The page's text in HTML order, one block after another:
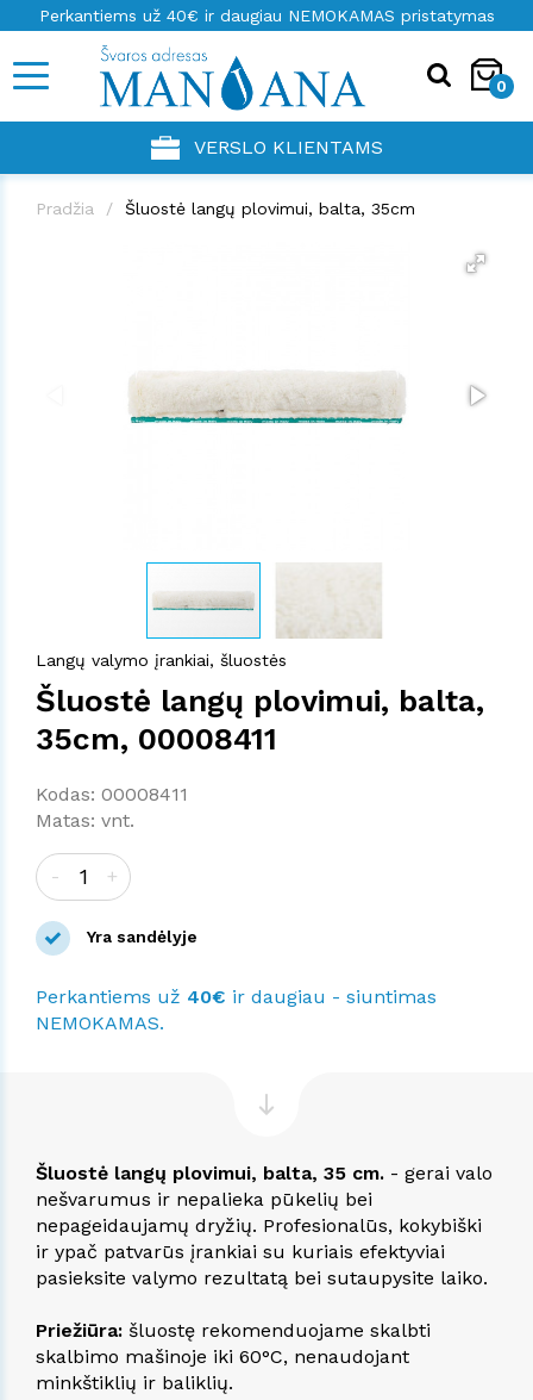
Perkantiems už 40€ ir daugiau NEMOKAMAS pristatymas
0
VERSLO KLIENTAMS
Pradžia Šluostė langų plovimui, balta, 35cm
Langų valymo įrankiai, šluostės
Šluostė langų plovimui, balta,
35cm, 00008411
Kodas: 00008411
Matas: vnt.
- +
Yra sandėlyje
Perkantiems už 40€ ir daugiau - siuntimas
NEMOKAMAS.
Šluostė langų plovimui, balta, 35 cm. - gerai valo
nešvarumus ir nepalieka pūkelių bei
nepageidaujamų dryžių. Profesionalūs, kokybiški
ir ypač patvarūs įrankiai su kuriais efektyviai
pasieksite valymo rezultatą bei sutaupysite laiko.
Priežiūra: šluostę rekomenduojame skalbti
skalbimo mašinoje iki 60°C, nenaudojant
minkštiklių ir baliklių.